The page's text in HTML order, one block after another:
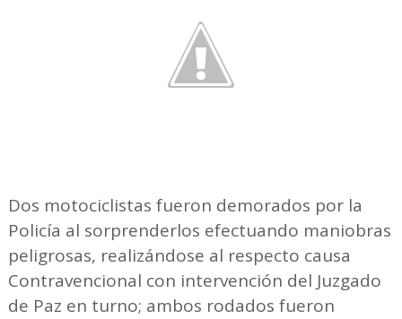
Dos motociclistas fueron demorados por la
Policía al sorprenderlos efectuando maniobras
peligrosas, realizándose al respecto causa
Contravencional con intervención del Juzgado
de Paz en turno; ambos rodados fueron